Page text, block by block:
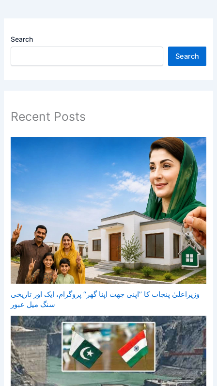
Search
Search
Recent Posts
وزیراعلیٰ پنجاب کا ’’اپنی چھت اپنا گھر‘‘ پروگرام، ایک اور تاریخی
سنگ میل عبور